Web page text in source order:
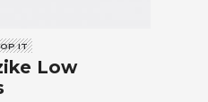
IT
Low